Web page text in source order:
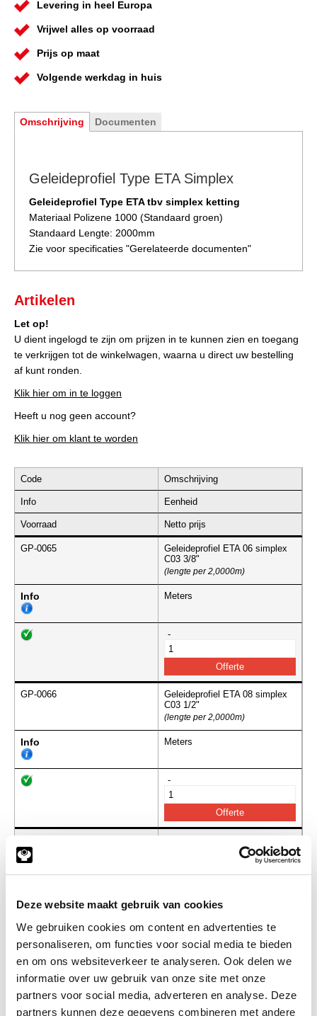
Deze website maakt gebruik van cookies
We gebruiken cookies om content en advertenties te
personaliseren, om functies voor social media te bieden
en om ons websiteverkeer te analyseren. Ook delen we
informatie over uw gebruik van onze site met onze
partners voor social media, adverteren en analyse. Deze
partners kunnen deze gegevens combineren met andere
Levering in heel Europa
Vrijwel alles op voorraad
Prijs op maat
Volgende werkdag in huis
Omschrijving Documenten
Geleideprofiel Type ETA Simplex
Geleideprofiel Type ETA tbv simplex ketting
Materiaal Polizene 1000 (Standaard groen)
Standaard Lengte: 2000mm
Zie voor specificaties "Gerelateerde documenten"
Artikelen
Let op!
U dient ingelogd te zijn om prijzen in te kunnen zien en toegang
te verkrijgen tot de winkelwagen, waarna u direct uw bestelling
af kunt ronden.
Klik hier om in te loggen
Heeft u nog geen account?
Klik hier om klant te worden
Code Omschrijving
Info Eenheid
Voorraad Netto prijs
GP-0065
Geleideprofiel ETA 06 simplex
C03 3/8"
(lengte per 2,0000m)
Info Meters
-
GP-0066
Geleideprofiel ETA 08 simplex
C03 1/2"
(lengte per 2,0000m)
Info Meters
-
-
C05 3/4"
(lengte per 2,0000m)